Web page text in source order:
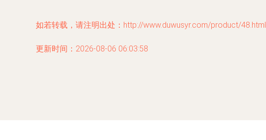
如若转载，请注明出处：http://www.duwusyr.com/product/48.html
更新时间：2026-08-06 06:03:58